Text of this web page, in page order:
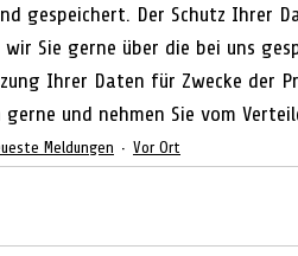
gespeichert. Der Schutz Ihrer
Sie gerne über die bei uns
Ihrer Daten für Zwecke der
und nehmen Sie vom
Meldungen Vor Ort